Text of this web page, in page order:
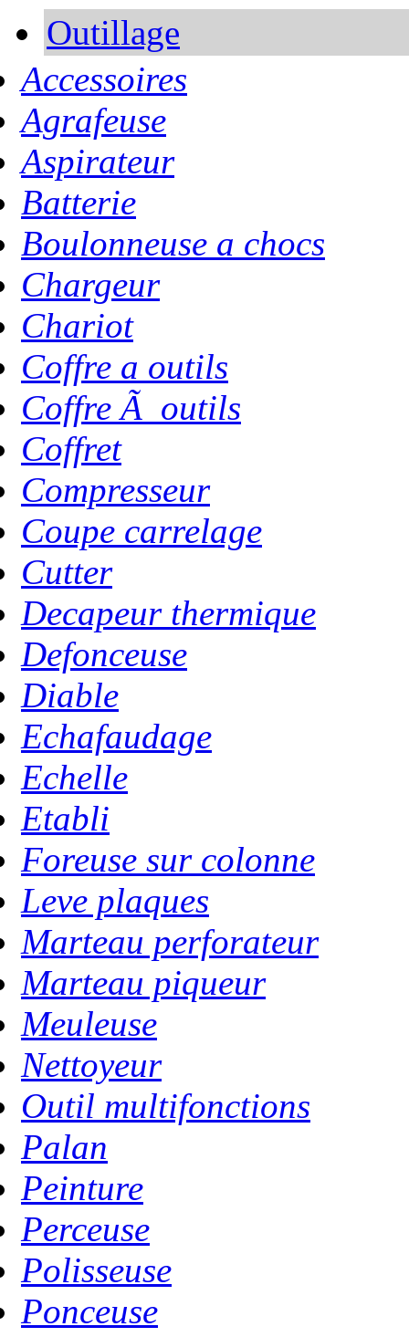
Outillage
Accessoires
Agrafeuse
Aspirateur
Batterie
Boulonneuse a chocs
Chargeur
Chariot
Coffre a outils
Coffre Ã outils
Coffret
Compresseur
Coupe carrelage
Cutter
Decapeur thermique
Defonceuse
Diable
Echafaudage
Echelle
Etabli
Foreuse sur colonne
Leve plaques
Marteau perforateur
Marteau piqueur
Meuleuse
Nettoyeur
Outil multifonctions
Palan
Peinture
Perceuse
Polisseuse
Ponceuse